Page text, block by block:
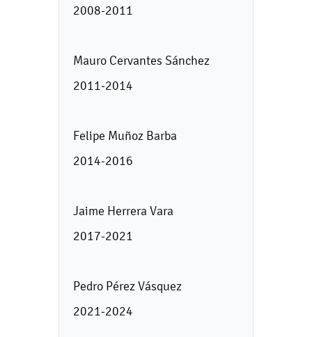
2008-2011
Mauro Cervantes Sánchez
2011-2014
Felipe Muñoz Barba
2014-2016
Jaime Herrera Vara
2017-2021
Pedro Pérez Vásquez
2021-2024